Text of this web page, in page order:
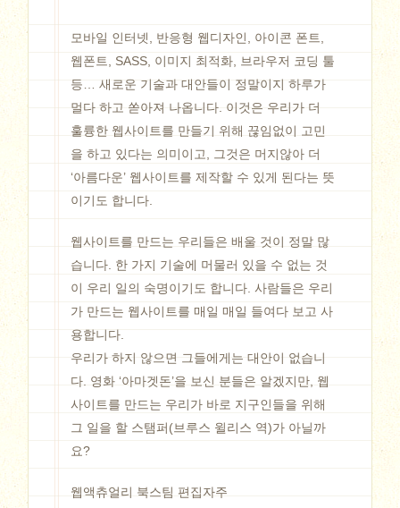
모바일 인터넷, 반응형 웹디자인, 아이콘 폰트,
웹폰트, SASS, 이미지 최적화, 브라우저 코딩 툴
등… 새로운 기술과 대안들이 정말이지 하루가
멀다 하고 쏟아져 나옵니다. 이것은 우리가 더
훌륭한 웹사이트를 만들기 위해 끊임없이 고민
을 하고 있다는 의미이고, 그것은 머지않아 더
‘아름다운’ 웹사이트를 제작할 수 있게 된다는 뜻
이기도 합니다.
웹사이트를 만드는 우리들은 배울 것이 정말 많
습니다. 한 가지 기술에 머물러 있을 수 없는 것
이 우리 일의 숙명이기도 합니다. 사람들은 우리
가 만드는 웹사이트를 매일 매일 들여다 보고 사
용합니다.
우리가 하지 않으면 그들에게는 대안이 없습니
다. 영화 ‘아마겟돈’을 보신 분들은 알겠지만, 웹
사이트를 만드는 우리가 바로 지구인들을 위해
그 일을 할 스탬퍼(브루스 윌리스 역)가 아닐까
요?
웹액츄얼리 북스팀 편집자주